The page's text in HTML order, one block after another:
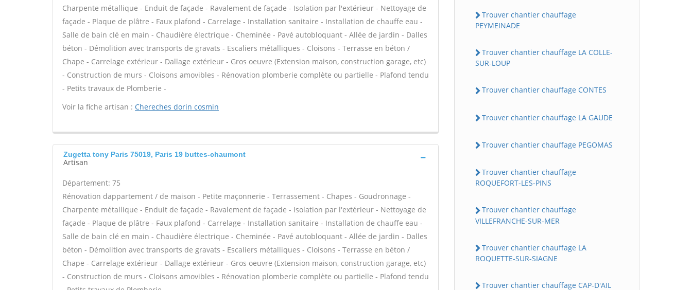
Charpente métallique - Enduit de façade - Ravalement de façade - Isolation par l'extérieur - Nettoyage de
façade - Plaque de plâtre - Faux plafond - Carrelage - Installation sanitaire - Installation de chauffe eau -
Salle de bain clé en main - Chaudière électrique - Cheminée - Pavé autobloquant - Allée de jardin - Dalles
béton - Démolition avec transports de gravats - Escaliers métalliques - Cloisons - Terrasse en béton /
Chape - Carrelage extérieur - Dallage extérieur - Gros oeuvre (Extension maison, construction garage, etc)
- Construction de murs - Cloisons amovibles - Rénovation plomberie complète ou partielle - Plafond tendu
- Petits travaux de Plomberie -
Voir la fiche artisan : Chereches dorin cosmin
Zugetta tony Paris 75019, Paris 19 buttes-chaumont
Artisan
Département: 75
Rénovation dappartement / de maison - Petite maçonnerie - Terrassement - Chapes - Goudronnage -
Charpente métallique - Enduit de façade - Ravalement de façade - Isolation par l'extérieur - Nettoyage de
façade - Plaque de plâtre - Faux plafond - Carrelage - Installation sanitaire - Installation de chauffe eau -
Salle de bain clé en main - Chaudière électrique - Cheminée - Pavé autobloquant - Allée de jardin - Dalles
béton - Démolition avec transports de gravats - Escaliers métalliques - Cloisons - Terrasse en béton /
Chape - Carrelage extérieur - Dallage extérieur - Gros oeuvre (Extension maison, construction garage, etc)
- Construction de murs - Cloisons amovibles - Rénovation plomberie complète ou partielle - Plafond tendu
Trouver chantier chauffage
PEYMEINADE
Trouver chantier chauffage LA COLLE-
SUR-LOUP
Trouver chantier chauffage CONTES
Trouver chantier chauffage LA GAUDE
Trouver chantier chauffage PEGOMAS
Trouver chantier chauffage
ROQUEFORT-LES-PINS
Trouver chantier chauffage
VILLEFRANCHE-SUR-MER
Trouver chantier chauffage LA
ROQUETTE-SUR-SIAGNE
Trouver chantier chauffage CAP-D'AIL